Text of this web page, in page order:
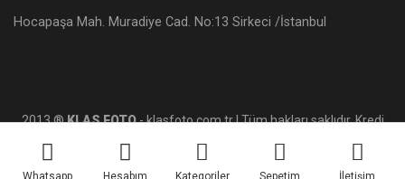
Whatsapp Hesabım Kategoriler Sepetim İletişim
Hocapaşa Mah. Muradiye Cad. No:13 Sirkeci /İstanbul
2013 ®KLAS FOTO- klasfoto.com.tr | Tüm hakları saklıdır. Kredi